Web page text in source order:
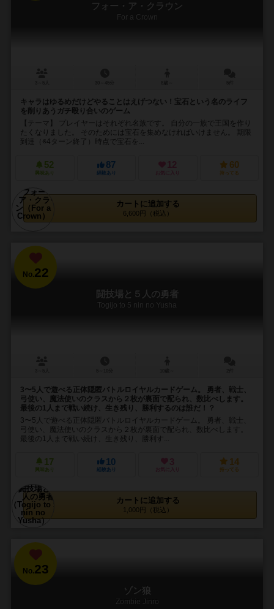
フォー・ア・クラウン
For a Crown
キャラはゆるめだけどやることはえげつない！宝石という名のライフ
を削りあうガチ殴り合いのゲーム
【テーマ】 プレイヤーはそれぞれ名族です。 自分の一族で王国を作り
たくなりました。 そのためには宝石を集めなければいけません。 期限
到達（※4ターン終了）時点で宝石を...
52
興味あり
87
経験あり
12
お気に入り
60
持ってる
カートに追加する
6,600円（税込）
No.22
闘技場と５人の勇者
Togijo to 5 nin no Yusha
3〜5人で遊べる正体隠匿バトルロイヤルカードゲーム。 勇者、戦士、
弓使い、魔法使いのクラスから２枚が裏面で配られ、数比べします。
最後の1人まで戦い続け、生き残り、勝利するのは誰だ！？
3〜5人で遊べる正体隠匿バトルロイヤルカードゲーム。 勇者、戦士、
弓使い、魔法使いのクラスから２枚が裏面で配られ、数比べします。
最後の1人まで戦い続け、生き残り、勝利す...
17
興味あり
10
経験あり
3
お気に入り
14
持ってる
カートに追加する
1,000円（税込）
No.23
ゾン狼
Zombie Jinro